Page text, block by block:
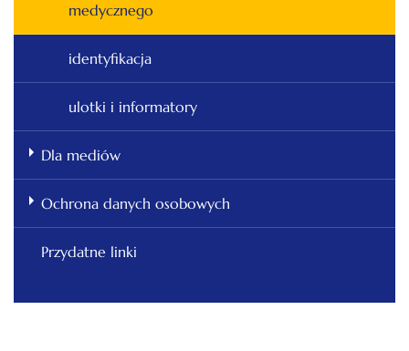
medycznego
identyfikacja
ulotki i informatory
Dla mediów
Ochrona danych osobowych
Przydatne linki